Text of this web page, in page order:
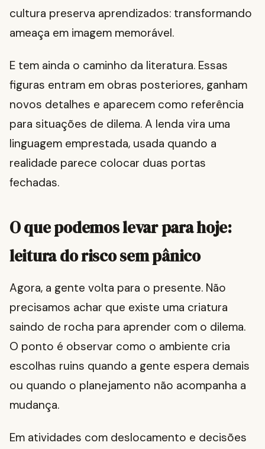
cultura preserva aprendizados: transformando
ameaça em imagem memorável.
E tem ainda o caminho da literatura. Essas
figuras entram em obras posteriores, ganham
novos detalhes e aparecem como referência
para situações de dilema. A lenda vira uma
linguagem emprestada, usada quando a
realidade parece colocar duas portas
fechadas.
O que podemos levar para hoje:
leitura do risco sem pânico
Agora, a gente volta para o presente. Não
precisamos achar que existe uma criatura
saindo de rocha para aprender com o dilema.
O ponto é observar como o ambiente cria
escolhas ruins quando a gente espera demais
ou quando o planejamento não acompanha a
mudança.
Em atividades com deslocamento e decisões